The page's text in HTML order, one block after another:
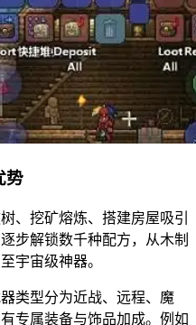
势
、挖矿熔炼、搭建房屋吸引
步解锁数千种配方，从木制
宇宙级神器。
类型分为近战、远程、魔
专属装备与饰品加成。例如